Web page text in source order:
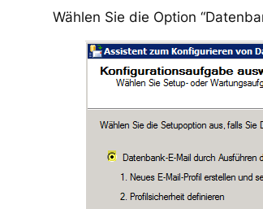
Wählen Sie die Option